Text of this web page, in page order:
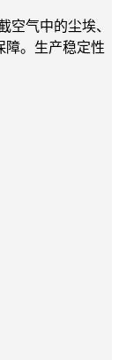
空气中的尘埃、
障。生产稳定性